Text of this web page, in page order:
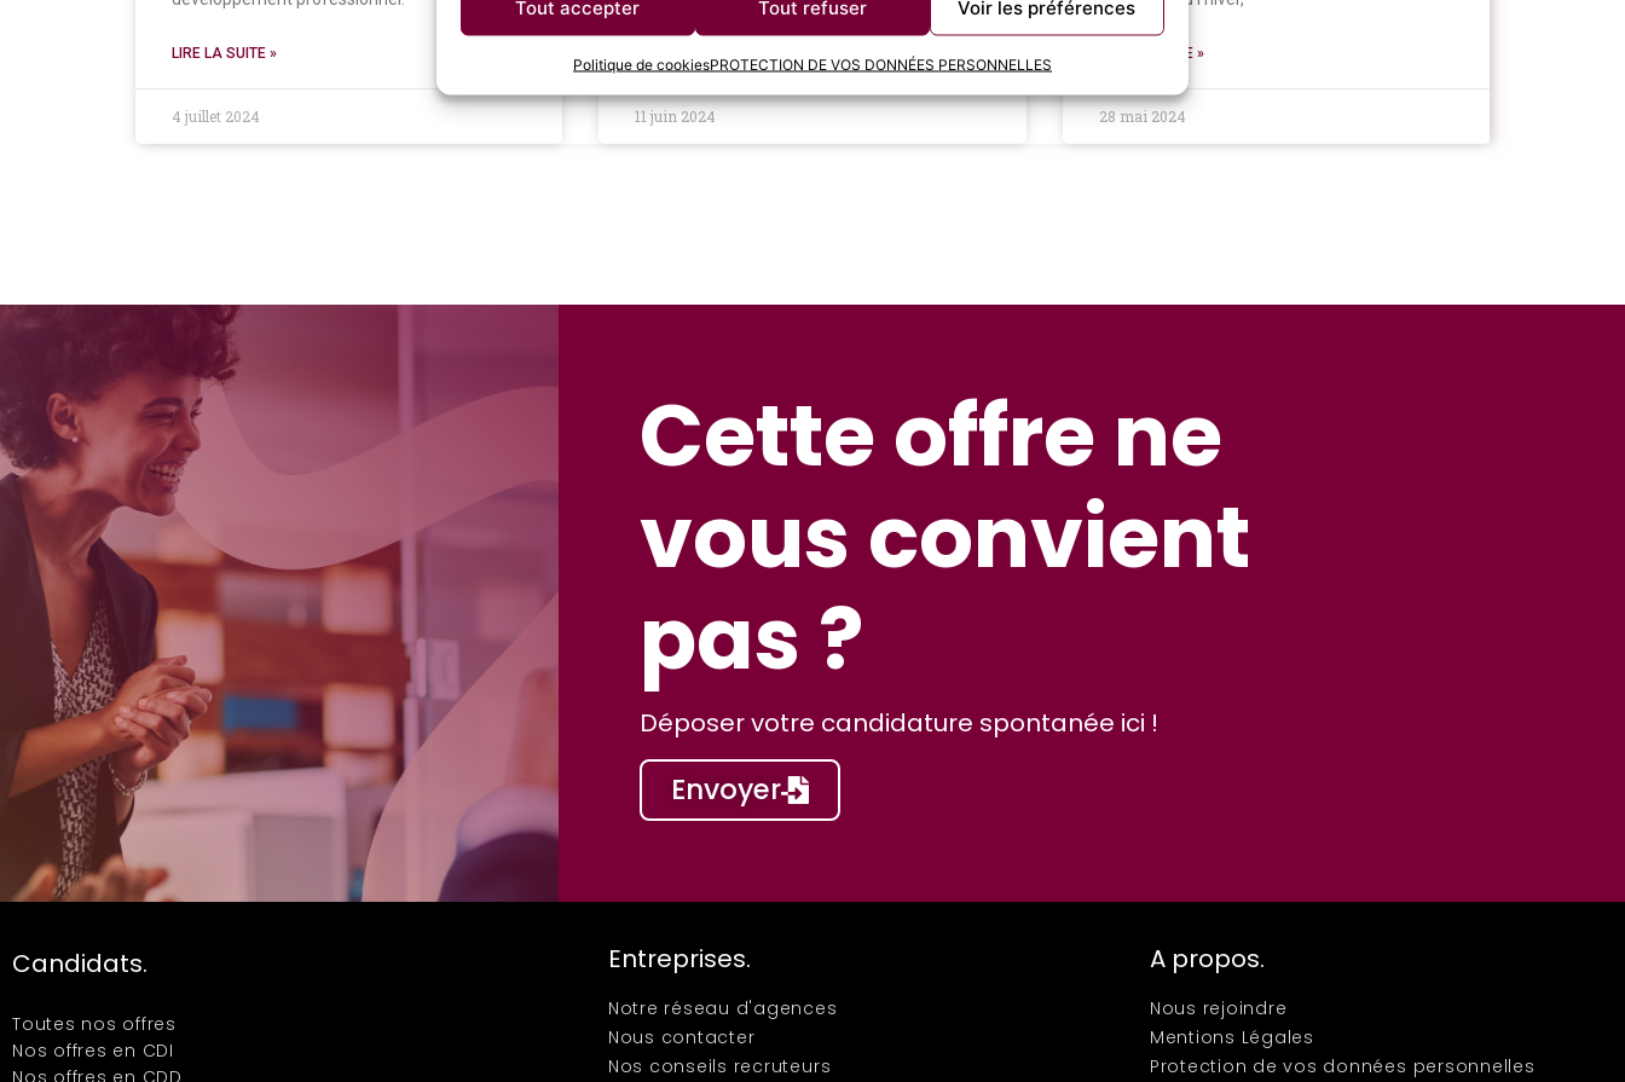
Tout accepter Tout refuser Voir les préférences
Politique de cookiesPROTECTION DE VOS DONNÉES PERSONNELLES
LIRE LA SUITE »
4 juillet 2024 11 juin 2024
LIRE LA SUITE »
28 mai 2024
Cette offre ne
vous convient
pas ?
Déposer votre candidature spontanée ici !
Envoyer
Candidats.
Toutes nos offres
Nos offres en CDI
Entreprises.
Notre réseau d'agences
Nous contacter
Nos conseils recruteurs
A propos.
Nous rejoindre
Mentions Légales
Protection de vos données personnelles